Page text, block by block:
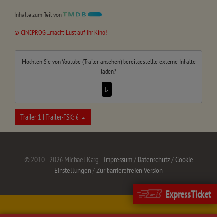
ExpressTicket
Inhalte zum Teil von
© CINEPROG ...macht Lust auf Ihr Kino!
Möchten Sie vonYoutube (Trailer ansehen)bereitgestellte externe Inhalte
laden?
Ja
Trailer 1 | Trailer-FSK: 6
© 2010 - 2026 Michael Karg - Impressum/ Datenschutz /Cookie
Einstellungen /Zur barrierefreien Version